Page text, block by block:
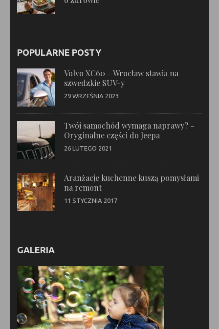
POPULARNE POSTY
Volvo XC60 – Wrocław stawia na
szwedzkie SUV-y
29 WRZEŚNIA 2023
Twój samochód wymaga naprawy? –
Oryginalne części do Jeepa
26 LUTEGO 2021
Aranżacje kuchenne kuszą pomysłami
na remont
11 STYCZNIA 2017
GALERIA